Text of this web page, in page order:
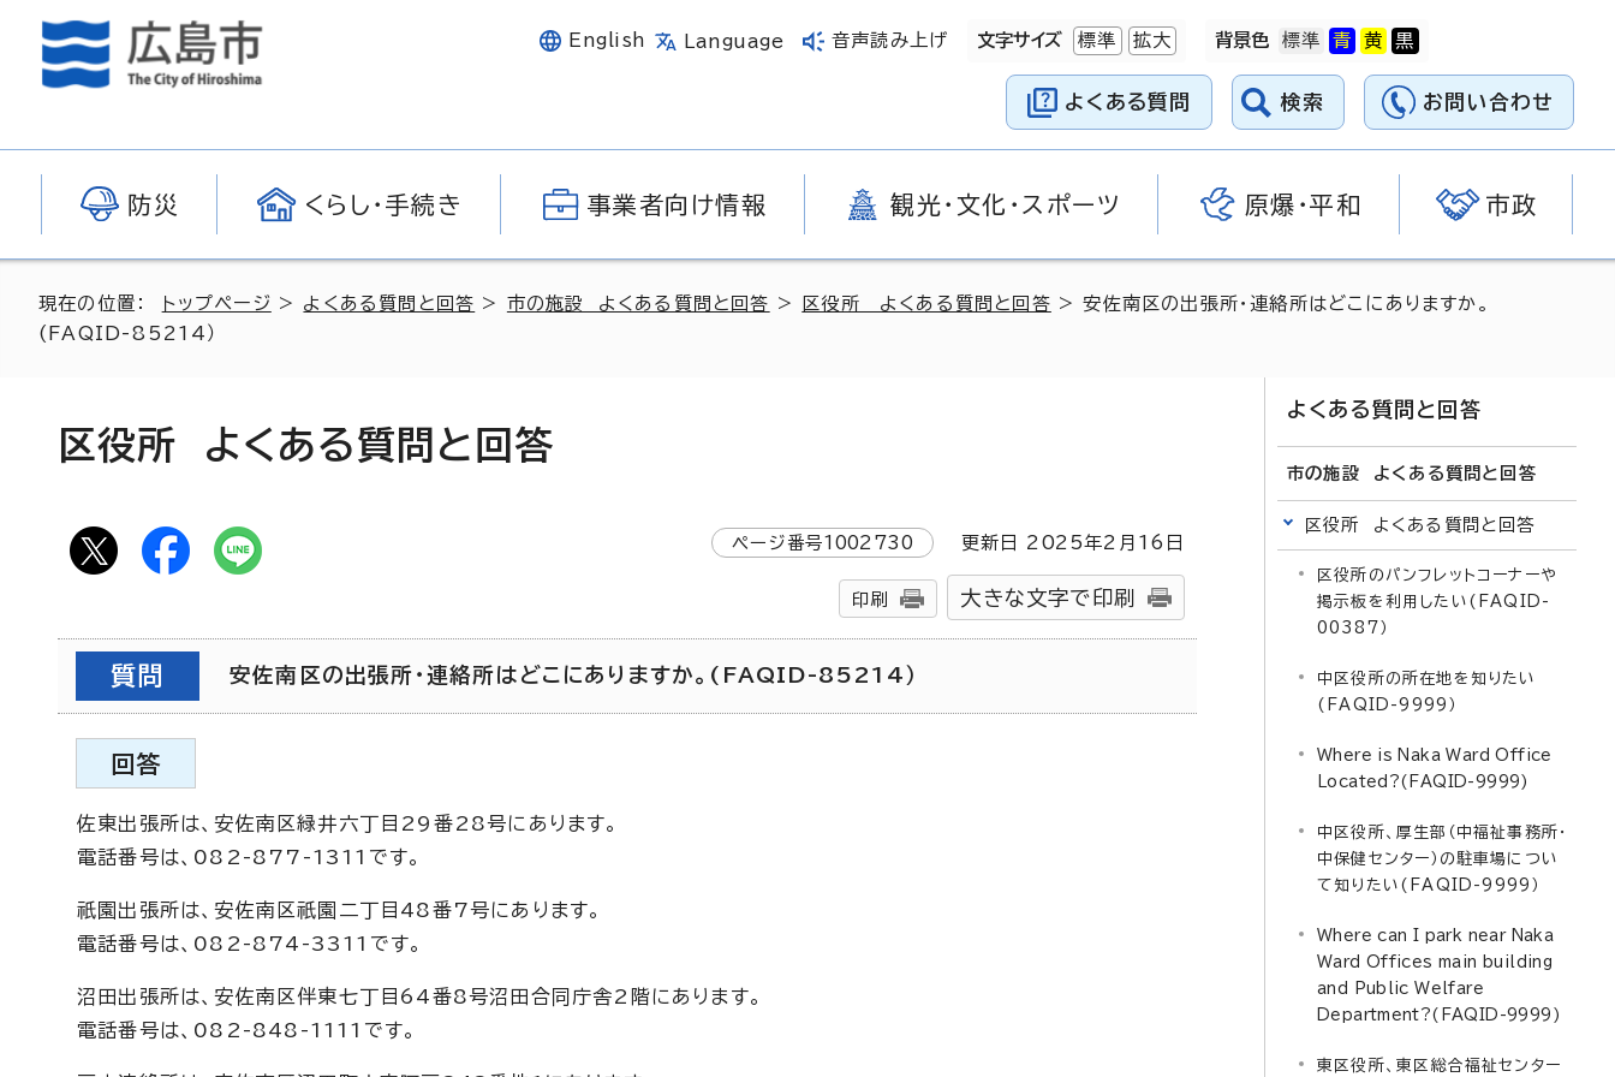
English Language 音声読み上げ 文字サイズ 標準 拡大 背景色
よくある質問 検索 お問い合わせ
防災 くらし・手続き 事業者向け情報 観光・文化・スポーツ 原爆・平和 市政
現在の位置： トップページ > よくある質問と回答 > 市の施設 よくある質問と回答 > 区役所 よくある質問と回答 > 安佐南区の出張所・連絡所はどこにありますか。
(FAQID-85214）
区役所 よくある質問と回答
ページ番号1002730 更新日 2025年2月 16 日
印刷 大きな文字で印刷
質問 安佐南区の出張所・連絡所はどこにありますか。(FAQID-85214）
回答
佐東出張所は、安佐南区緑井六丁目29番28号にあります。
電話番号は、082-877-1311です。
祇園出張所は、安佐南区祇園二丁目48番7号にあります。
電話番号は、082-874-3311です。
沼田出張所は、安佐南区伴東七丁目64番8号沼田合同庁舎2階にあります。
電話番号は、082-848-1111です。
よくある質問と回答
市の施設 よくある質問と回答
区役所 よくある質問と回答
区役所のパンフレットコーナーや
掲示板を利用したい(FAQID-
00387）
中区役所の所在地を知りたい
(FAQID-9999）
Where is Naka Ward Office
Located?(FAQID-9999)
中区役所、厚生部（中福祉事務所・
中保健センター）の駐車場につい
て知りたい(FAQID-9999）
Where can I park near Naka
Ward Offices main building
and Public Welfare
Department?(FAQID-9999)
東区役所、東区総合福祉センター